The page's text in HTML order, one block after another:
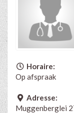
Horaire:
Op afspraak
Adresse:
Muggenberglei